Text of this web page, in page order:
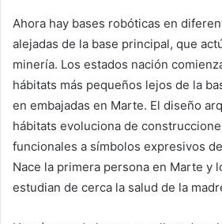
Ahora hay bases robóticas en
alejadas de la base principal, que
minería. Los estados nación
hábitats más pequeños lejos de la
en embajadas en Marte. El diseño
hábitats evoluciona de
funcionales a símbolos expresivos
Nace la primera persona en Marte y
estudian de cerca la salud de la